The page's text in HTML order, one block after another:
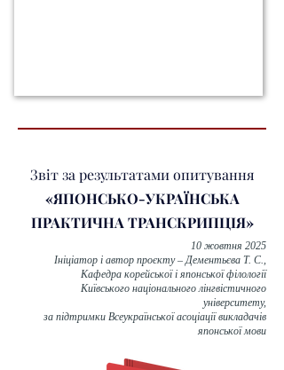
і вона завершилася успішно.
は、在ウクライナ日本国大使館および国際交流基
ンピック」を開催しました。各大学の代表12名が
筆記テスト、そしてそのうち上位6名が日本語面
たことがありません。しかし皆がすばらしい日本
語の能力を発揮し親交を深めました。優勝、準優
勝、審査委員長特別賞をはじめ参加者のみなさん
にはそれぞれ商品と賞状、メダルが授与されまし
た。
審査委員長は、在ウクライナ日本国特命全権大使
の中込正志様、副委員長は在ウクライナ日本国大
忙中にもかかわらず快くご協力いただけたことは
Звіт за результатами опитування
«ЯПОНСЬКО-УКРАЇНСЬКА
ПРАКТИЧНА ТРАНСКРИПЦІЯ»
10 жовтня 2025
Ініціатор і автор проєкту – Дементьєва Т. С.,
Кафедра корейської і японської філології
Київського національного лінгвістичного
університету,
за підтримки Всеукраїнської асоціації викладачів
японської мови